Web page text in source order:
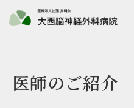
医師のご紹介